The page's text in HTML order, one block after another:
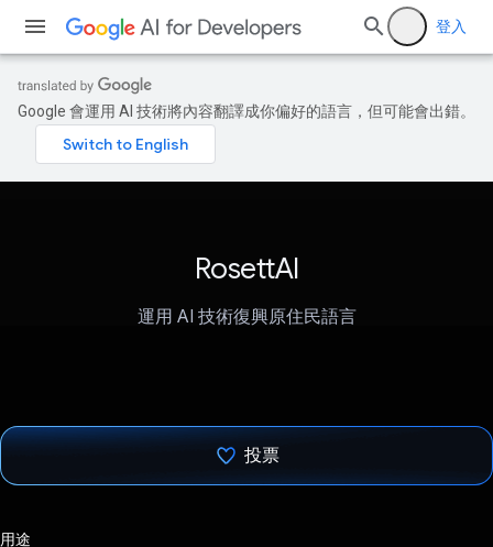
登入
Google 會運用 AI 技術將內容翻譯成你偏好的語言，但可能會出錯。
RosettAI
運用 AI 技術復興原住民語言
投票
用途